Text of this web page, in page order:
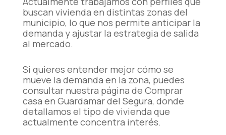
buscan vivienda en distintas zonas del
municipio, lo que nos permite anticipar la
demanda y ajustar la estrategia de salida
al mercado.
Si quieres entender mejor cómo se
mueve la demanda en la zona, puedes
consultar nuestra página de Comprar
casa en Guardamar del Segura, donde
detallamos el tipo de vivienda que
actualmente concentra interés.